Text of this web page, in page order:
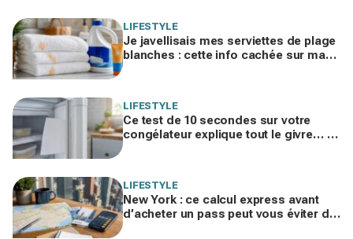
LIFESTYLE
Je javellisais mes serviettes de plage
blanches : cette info cachée sur ma
LIFESTYLE
Ce test de 10 secondes sur votre
congélateur explique tout le givre… et
LIFESTYLE
New York : ce calcul express avant
d’acheter un pass peut vous éviter de